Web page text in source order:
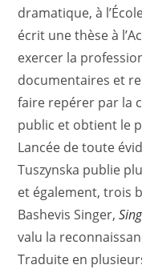
dramatique, à
écrit une thèse à
exercer la
documentaires et
faire repérer par la
public et obtient le
Lancée de toute
Tuszynska publie
et également, trois
Bashevis Singer,
valu la
Traduite en